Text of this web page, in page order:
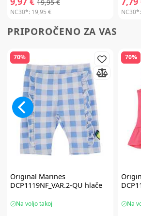
19,95 €
NC30*: 19,95 € NC30*:
PRIPOROČENO ZA VAS
70%
Original Marines
DCP1119NF_VAR.2-QU hlače
Na voljo takoj
70%
Na